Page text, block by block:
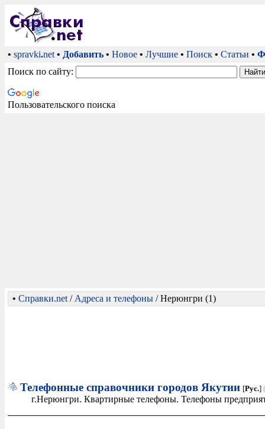
• spravki.net • Добавить • Новое • Лучшие • Поиск • Статьи •
Поиск по сайту:
Пользовательского поиска
• Справки.net / Адреса и телефоны / Нерюнгри (1)
Телефонные справочники городов Якутии [Рус.]
г.Нерюнгри. Квартирные телефоны. Телефоны